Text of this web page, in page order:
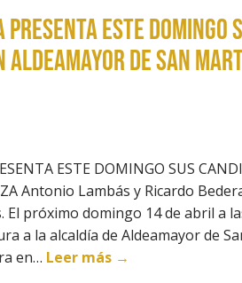
ESTE DOMINGO
ALDEAMAYOR DE SAN
ESTE DOMINGO SUS
Antonio Lambás y Ricardo
próximo domingo 14 de abril a
a la alcaldía de Aldeamayor de
en… Leer más →